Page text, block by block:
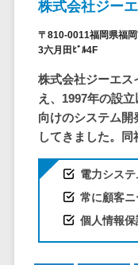
フ
ホ
園
校
株式会社ジー
〒810-0011福岡県福
3六月田ﾋﾞﾙ4F
株式会社ジーエス
え、1997年の設
向けのシステム開
してきました。同
電力シス
常に顧客
個人情報